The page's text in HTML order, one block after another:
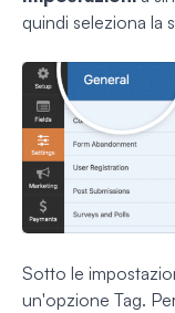
quindi seleziona la
Sotto le
un'opzione Tag.